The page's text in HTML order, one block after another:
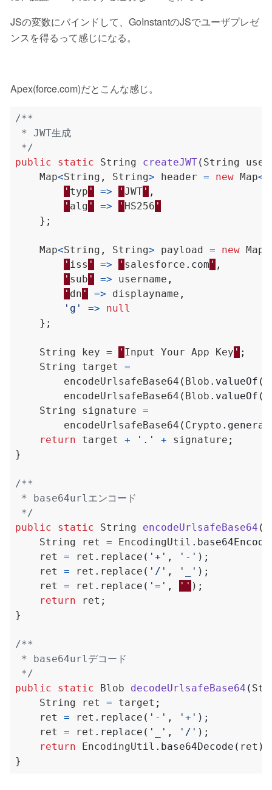
JSの変数にバインドして、GoInstantのJSでユーザプレゼ
ンスを得るって感じになる。
Apex(force.com)だとこんな感じ。
*/
public
static String createJWT( String
Map<String , String> header = new Map<
' typ ' => ' JWT ' ,
' alg ' => ' HS256 '
};
Map<String , String> payload = new Map
' iss ' => ' salesforce . com ' ,
' sub ' => username ,
' dn ' => displayname ,
'g'
=>
null
};
String key = ' Input Your App Key ' ;
String
target
=
encodeUrlsafeBase64 ( Blob . valueOf (
encodeUrlsafeBase64 ( Blob . valueOf (
String
signature =
encodeUrlsafeBase64 ( Crypto .
return
target + '.' + signature ;
}
*/
public
static String encodeUrlsafeBase64 (
String
ret = EncodingUtil . base64Encode
ret
= ret . replace ( '+' , '-' );
ret
= ret . replace ( '/' , '_' );
ret
= ret . replace ( '=' , '' );
return
ret ;
}
*/
public
static Blob decodeUrlsafeBase64 (
String
ret = target ;
ret
= ret . replace ( '-' , '+' );
ret
= ret . replace ( '_' , '/' );
return
EncodingUtil . base64Decode ( ret );
}